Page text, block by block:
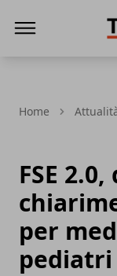
Home
FSE
per
pediatri